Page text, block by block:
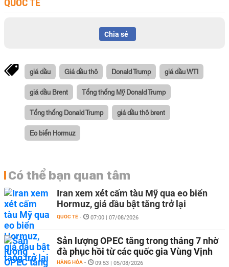
Chia sẻ
giá dầu Giá dầu thô Donald Trump giá dầu WTI
giá dầu Brent Tổng thống Mỹ Donald Trump
Tổng thống Donald Trump giá dầu thô brent
Eo biển Hormuz
Có thể bạn quan tâm
Iran xem xét cấm tàu Mỹ qua eo biển
Hormuz, giá dầu bật tăng trở lại
QUỐC TẾ - 07:00 | 07/08/2026
Sản lượng OPEC tăng trong tháng 7 nhờ
đà phục hồi từ các quốc gia Vùng Vịnh
HÀNG HÓA - 09:53 | 05/08/2026